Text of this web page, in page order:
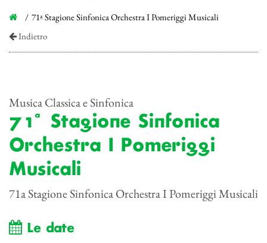
71ª Stagione Sinfonica Orchestra I Pomeriggi Musicali
Indietro
Musica Classica e Sinfonica
71ª Stagione Sinfonica
Orchestra I Pomeriggi
Musicali
71a Stagione Sinfonica Orchestra I Pomeriggi Musicali
Le date